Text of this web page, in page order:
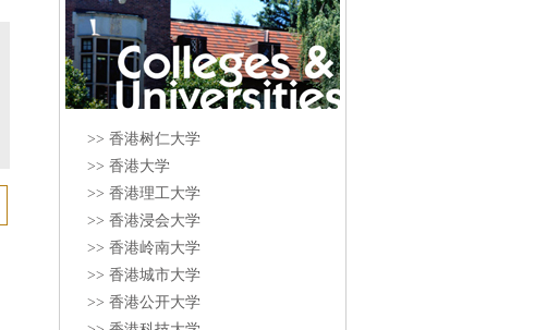
>> 香港树仁大学
>> 香港大学
>> 香港理工大学
>> 香港浸会大学
>> 香港岭南大学
>> 香港城市大学
>> 香港公开大学